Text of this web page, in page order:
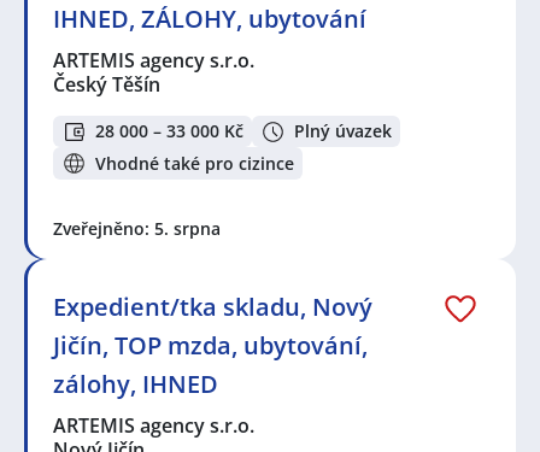
IHNED, ZÁLOHY, ubytování
ARTEMIS agency s.r.o.
Český Těšín
28 000 – 33 000 Kč
Plný úvazek
Vhodné také pro cizince
Zveřejněno: 5. srpna
Expedient/tka skladu, Nový
Jičín, TOP mzda, ubytování,
zálohy, IHNED
ARTEMIS agency s.r.o.